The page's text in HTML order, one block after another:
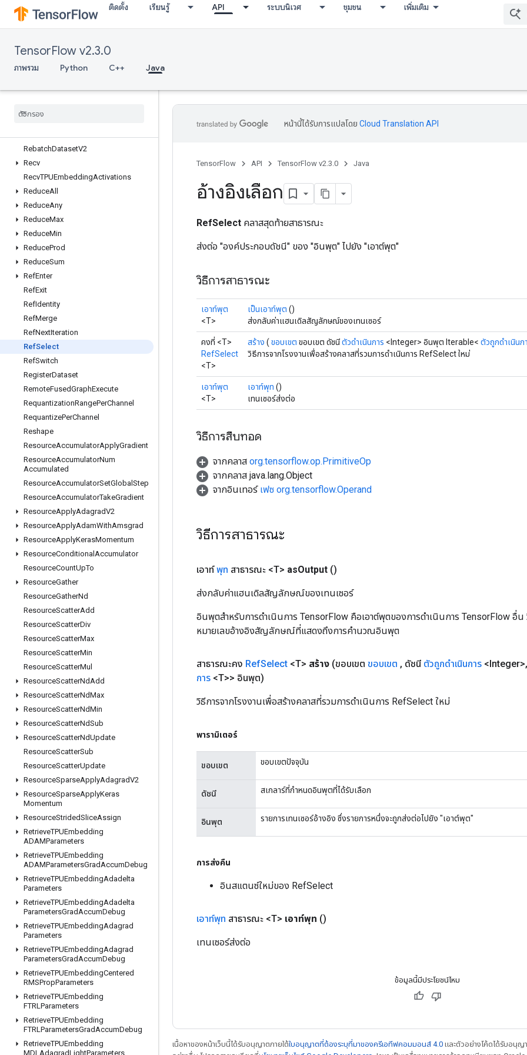
ติดตั้ง เรียนรู้ API ระบบนิเวศ ชุมชน เพิ่มเติม
TensorFlow v2.3.0
ภาพรวม Python C++ Java
RaggedGather
RaggedRange
RaggedTensorToSparse
RaggedTensorToTensor
Range
RebatchDatasetV2
Recv
RecvTPUEmbeddingActivations
ReduceAll
ReduceAny
ReduceMax
ReduceMin
ReduceProd
ReduceSum
RefEnter
RefExit
RefIdentity
RefMerge
RefNextIteration
RefSelect
RefSwitch
RegisterDataset
RemoteFusedGraphExecute
RequantizationRangePerChannel
RequantizePerChannel
Reshape
ResourceAccumulatorApplyGradient
ResourceAccumulatorNum
Accumulated
ResourceAccumulatorSetGlobal Step
ResourceAccumulatorTakeGradient
ResourceApplyAdagradV2
ResourceApplyAdamWithAmsgrad
ResourceApplyKerasMomentum
ResourceConditional Accumulator
ResourceCountUpTo
ResourceGather
ResourceGatherNd
ResourceScatterAdd
ResourceScatterDiv
ResourceScatterMax
ResourceScatterMin
ResourceScatterMul
ResourceScatterNdAdd
ResourceScatterNdMax
ResourceScatterNdMin
ResourceScatterNdSub
ResourceScatterNdUpdate
ResourceScatterSub
ResourceScatterUpdate
ResourceSparseApplyAdagradV2
ResourceSparseApplyKeras
Momentum
ResourceStridedSliceAssign
RetrieveTPUEmbedding
ADAMParameters
RetrieveTPUEmbedding
ADAMParametersGradAccumDebug
RetrieveTPUEmbeddingAdadelta
Parameters
RetrieveTPUEmbeddingAdadelta
ParametersGradAccumDebug
RetrieveTPUEmbeddingAdagrad
Parameters
RetrieveTPUEmbeddingAdagrad
ParametersGradAccumDebug
RetrieveTPUEmbeddingCentered
RMSPropParameters
RetrieveTPUEmbedding
FTRLParameters
RetrieveTPUEmbedding
FTRLParametersGradAccumDebug
RetrieveTPUEmbedding
MDLAdagradLightParameters
หน้านี้ได้รับการแปลโดย Cloud Translation API
TensorFlow API TensorFlow v2.3.0 Java
อ้างอิงเลือก
RefSelect คลาสสุดท้ายสาธารณะ
ส่งต่อ "องค์ประกอบดัชนี" ของ "อินพุต" ไปยัง "เอาต์พุต"
วิธีการสาธารณะ
เอาท์พุต
<T>
เป็นเอาท์พุต ()
ส่งกลับค่าแฮนเดิลสัญลักษณ์ของเทนเซอร์
คงที่ <T>
RefSelect
<T>
สร้าง ( ขอบเขต ขอบเขต ดัชนีตัวดำเนินการ <Integer> อินพุต Iterable< ตัวถูกดำเนินก
วิธีการจากโรงงานเพื่อสร้างคลาสที่รวมการดำเนินการ RefSelect ใหม่
เอาท์พุต
<T>
เอาท์พุท ()
เทนเซอร์ส่งต่อ
วิธีการสืบทอด
จากคลาส org.tensorflow.op.PrimitiveOp
จากคลาส java.lang.Object
จากอินเทอร์ เฟซ org.tensorflow.Operand
วิธีการสาธารณะ
เอาท์พุท สาธารณะ <T> asOutput ()
ส่งกลับค่าแฮนเดิลสัญลักษณ์ของเทนเซอร์
อินพุตสำหรับการดำเนินการ TensorFlow คือเอาต์พุตของการดำเนินการ TensorFlow อื่น
หมายเลขอ้างอิงสัญลักษณ์ที่แสดงถึงการคำนวณอินพุต
สาธารณะคง RefSelect <T> สร้าง (ขอบเขต ขอบเขต , ดัชนี ตัวถูกดำเนินการ <Integer>,
การ <T>> อินพุต)
วิธีการจากโรงงานเพื่อสร้างคลาสที่รวมการดำเนินการ RefSelect ใหม่
พารามิเตอร์
ขอบเขต ขอบเขตปัจจุบัน
ดัชนี สเกลาร์ที่กำหนดอินพุตที่ได้รับเลือก
อินพุต รายการเทนเซอร์อ้างอิง ซึ่งรายการหนึ่งจะถูกส่งต่อไปยัง "เอาต์พุต"
การส่งคืน
อินสแตนซ์ใหม่ของ RefSelect
เอาท์พุท สาธารณะ <T> เอาท์พุท ()
เทนเซอร์ส่งต่อ
ข้อมูลนี้มีประโยชน์ไหม
เนื้อหาของหน้าเว็บนี้ได้รับอนุญาตภายใต้ใบอนุญาตที่ต้องระบุที่มาของครีเอทีฟคอมมอนส์ 4.0 และตัวอย่างโค้ดได้รับอนุญ